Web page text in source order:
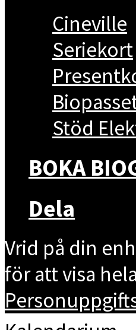
Cineville
Seriekort
Stöd
BOKA
Dela
Vrid på din
för att visa